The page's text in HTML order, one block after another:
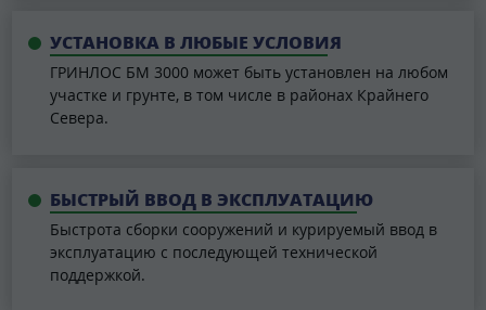
УСТАНОВКА В ЛЮБЫЕ УСЛОВИЯ
ГРИНЛОС БМ 3000 может быть установлен на любом
участке и грунте, в том числе в районах Крайнего
Севера.
БЫСТРЫЙ ВВОД В ЭКСПЛУАТАЦИЮ
Быстрота сборки сооружений и курируемый ввод в
эксплуатацию с последующей технической
поддержкой.